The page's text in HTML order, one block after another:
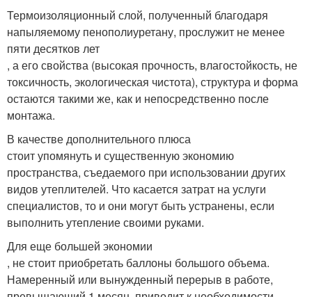
Термоизоляционный слой, полученный благодаря
напыляемому пенополиуретану, прослужит не менее
пяти десятков лет
, а его свойства (высокая прочность, влагостойкость, не
токсичность, экологическая чистота), структура и форма
остаются такими же, как и непосредственно после
монтажа.
В качестве дополнительного плюса
стоит упомянуть и существенную экономию
пространства, съедаемого при использовании других
видов утеплителей. Что касается затрат на услуги
специалистов, то и они могут быть устранены, если
выполнить утепление своими руками.
Для еще большей экономии
, не стоит приобретать баллоны большого объема.
Намеренный или вынужденный перерыв в работе,